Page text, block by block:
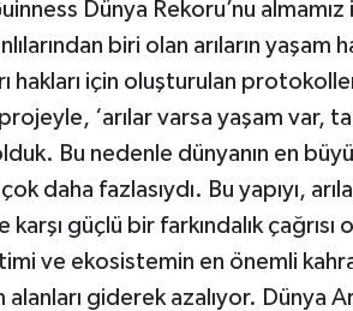
Dünya Rekoru’nu
biri olan arıların yaşam
için oluşturulan
‘arılar varsa yaşam var,
Bu nedenle dünyanın en
daha fazlasıydı. Bu yapıyı,
güçlü bir farkındalık çağrısı
ve ekosistemin en önemli
giderek azalıyor. Dünya